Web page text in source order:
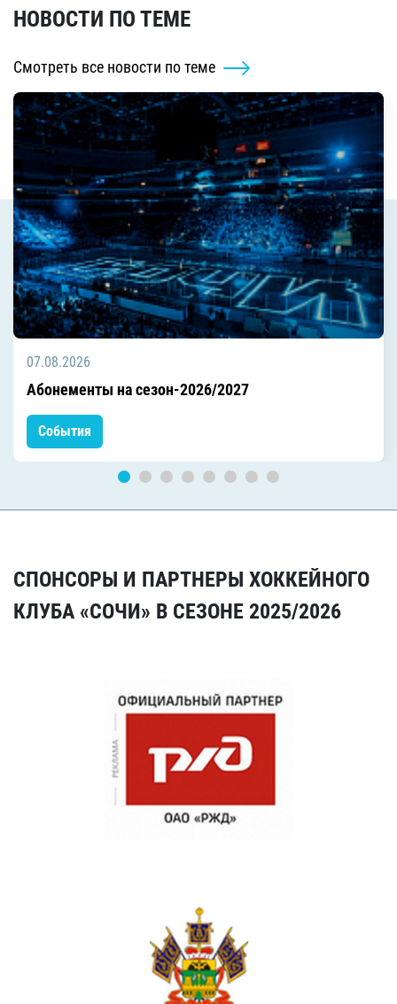
НОВОСТИ ПО ТЕМЕ
Смотреть все новости по теме
07.08.2026
Абонементы на сезон-2026/2027
События
СПОНСОРЫ И ПАРТНЕРЫ ХОККЕЙНОГО
КЛУБА «СОЧИ» В СЕЗОНЕ 2025/2026